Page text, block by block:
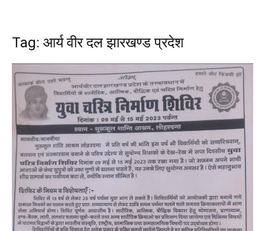
Tag: आर्य वीर दल झारखण्ड प्रदेश